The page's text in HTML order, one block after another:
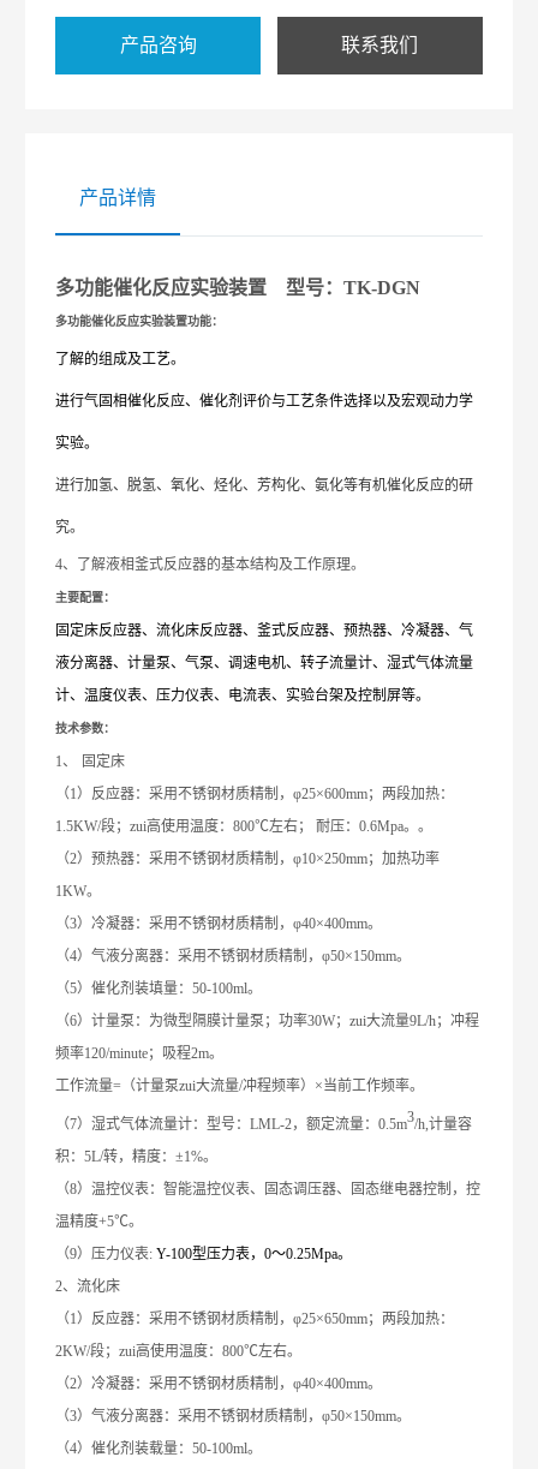
产品咨询 联系我们
产品详情
多功能催化反应实验装置 型号：TK-DGN
多功能催化反应实验装置功能：
了解的组成及工艺。
进行气固相催化反应、催化剂评价与工艺条件选择以及宏观动力学
实验。
进行加氢、脱氢、氧化、烃化、芳构化、氨化等有机催化反应的研
究。
4、 了解液相釜式反应器的基本结构及工作原理。
主要配置：
固定床反应器、流化床反应器、釜式反应器、预热器、冷凝器、气
液分离器、计量泵、气泵、调速电机、转子流量计、湿式气体流量
计、温度仪表、压力仪表、电流表、实验台架及控制屏等。
技术参数：
1、
固定床
（1）反应器：采用不锈钢材质精制，φ25×600mm； 两段加热：
1.5KW/段；zui高使用温度：800℃左右； 耐压：0.6Mpa。。
（2）预热器：采用不锈钢材质精制，φ10×250mm；加热功率
1KW。
（3）冷凝器：采用不锈钢材质精制，φ40×400mm。
（4）气液分离器：采用不锈钢材质精制，φ50×150mm。
（5）催化剂装填量：50-100ml。
（6）计量泵：为微型隔膜计量泵；功率30W；zui大流量9L/h；冲程
频率120/minute；吸程2m。
工作流量=（计量泵zui大流量/冲程频率）×当前工作频率。
（7）湿式气体流量计：型号：LML-2，额定流量：0.5m3/h,计量容
积：5L/转，精度：±1%。
（8）温控仪表：智能温控仪表、固态调压器、固态继电器控制，控
温精度+5℃。
（9）压力仪表: Y-100型压力表，0～0.25Mpa。
2、流化床
（1）反应器：采用不锈钢材质精制，φ25×650mm；两段加热：
2KW/段；zui高使用温度：800℃左右。
（2）冷凝器：采用不锈钢材质精制，φ40×400mm。
（3）气液分离器：采用不锈钢材质精制，φ50×150mm。
（4）催化剂装载量：50-100ml。